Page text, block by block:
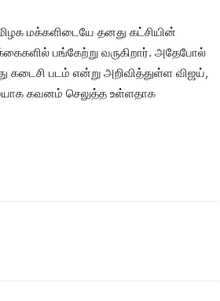
மக்களிடையே தனது கட்சியின்
பங்கேற்று வருகிறார். அதேபோல்
படம் என்று அறிவித்துள்ள விஜய்,
கவனம் செலுத்த உள்ளதாக